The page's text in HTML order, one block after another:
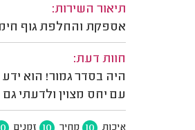
תיאור השירות:
אספקת והחלפת גוף
חוות דעת:
היה בסדר גמור! הוא
עם יחס מצוין ולדעתי